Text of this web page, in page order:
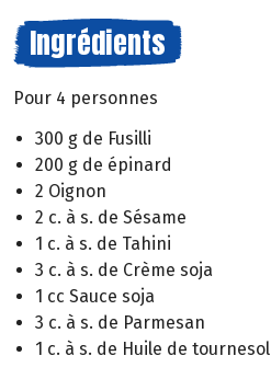
Ingrédients
Pour 4 personnes
300 g de Fusilli
200 g de épinard
2 Oignon
2 c. à s. de Sésame
1 c. à s. de Tahini
3 c. à s. de Crème soja
1 cc Sauce soja
3 c. à s. de Parmesan
1 c. à s. de Huile de tournesol